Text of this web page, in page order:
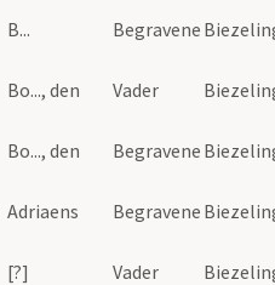
B... Begravene
Bo..., den Vader
Bo..., den Begravene
Adriaens Begravene
[?] Vader